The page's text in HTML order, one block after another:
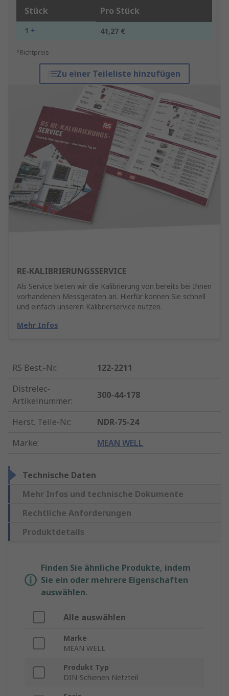
Stück Pro Stück
1 + 41,27 €
*Richtpreis
Zu einer Teileliste hinzufügen
RE-KALIBRIERUNGSSERVICE
Als Service bieten wir die Kalibrierung von bereits bei Ihnen
vorhandenen Messgeräten an. Hierfür können Sie schnell
und einfach unseren Kalibrierservice nutzen.
Mehr Infos
RS Best.-Nr.:
122-2211
Distrelec-
Artikelnummer:
300-44-178
Herst. Teile-Nr.:
NDR-75-24
Marke: MEAN WELL
Technische Daten
Mehr Infos und technische Dokumente
Rechtliche Anforderungen
Produktdetails
Finden Sie ähnliche Produkte, indem
Sie ein oder mehrere Eigenschaften
auswählen.
Alle auswählen
Marke
MEAN WELL
Produkt Typ
DIN-Schienen Netzteil